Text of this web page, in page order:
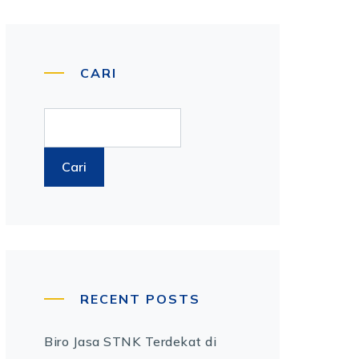
CARI
Cari
RECENT POSTS
Biro Jasa STNK Terdekat di